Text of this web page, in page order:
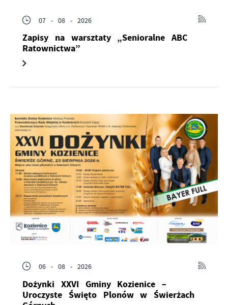
07 - 08 - 2026
Zapisy na warsztaty „Senioralne ABC
Ratownictwa”
06 - 08 - 2026
Dożynki XXVI Gminy Kozienice –
Uroczyste Święto Plonów w Świerżach